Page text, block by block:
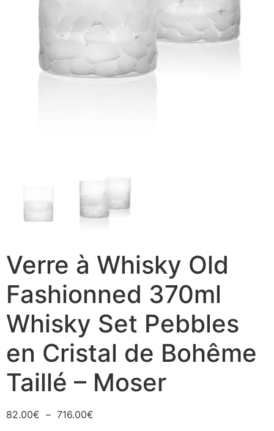
Verre à Whisky Old
Fashionned 370ml
Whisky Set Pebbles
en Cristal de Bohême
Taillé – Moser
82.00€ – 716.00€